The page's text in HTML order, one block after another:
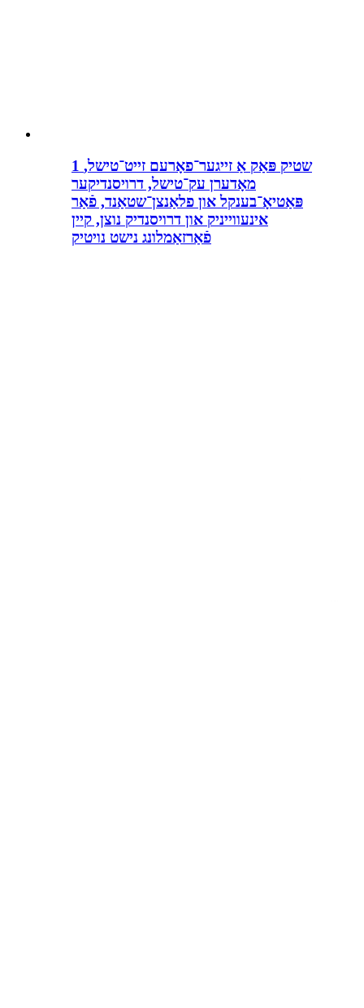
1 שטיק פּאַק אַ זייגער־פאָרעם זייט־טישל,
מאָדערן עק־טישל, דרויסנדיקער
פּאַטיאָ־בענקל און פלאַנצן־שטאַנד, פֿאַר
אינעווייניק און דרויסנדיק נוצן, קיין
פֿאַרזאַמלונג נישט נויטיק